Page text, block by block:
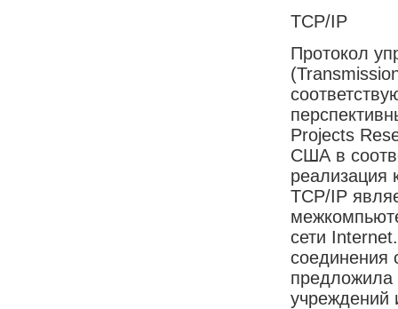
TCP/IP
Протокол
Projects
США в
реализация
TCP/IP
сети
соединения
предложила
учреждений